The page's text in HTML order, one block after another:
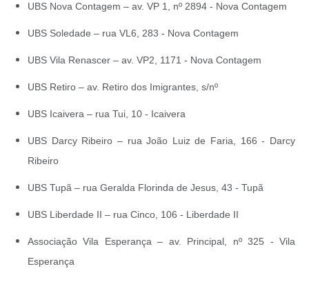
UBS Nova Contagem – av. VP 1, nº 2894 - Nova Contagem
UBS Soledade – rua VL6, 283 - Nova Contagem
UBS Vila Renascer – av. VP2, 1171 - Nova Contagem
UBS Retiro – av. Retiro dos Imigrantes, s/nº
UBS Icaivera – rua Tui, 10 - Icaivera
UBS Darcy Ribeiro – rua João Luiz de Faria, 166 - Darcy
Ribeiro
UBS Tupã – rua Geralda Florinda de Jesus, 43 - Tupã
UBS Liberdade II – rua Cinco, 106 - Liberdade II
Associação Vila Esperança – av. Principal, nº 325 - Vila
Esperança